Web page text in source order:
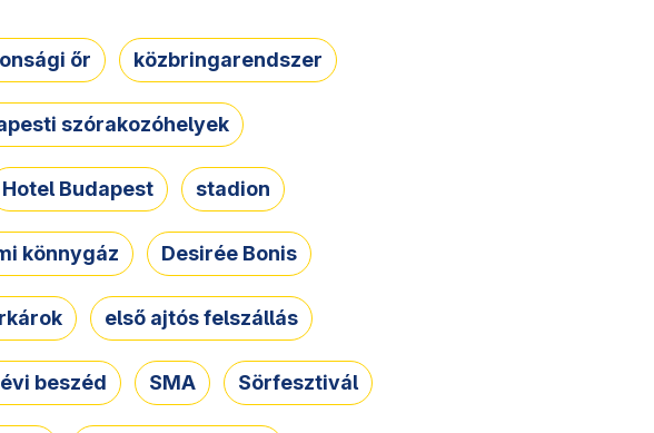
őr közbringarendszer
szórakozóhelyek
Hotel Budapest stadion
könnygáz Desirée Bonis
első ajtós felszállás
beszéd SMA Sörfesztivál